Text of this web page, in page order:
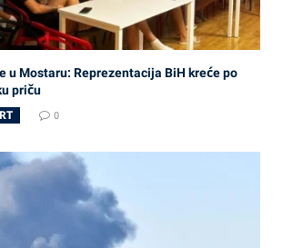
u Mostaru: Reprezentacija BiH kreće po
priču
0